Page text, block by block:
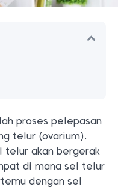
proses pelepasan
telur (ovarium).
telur akan bergerak
di mana sel telur
dengan sel